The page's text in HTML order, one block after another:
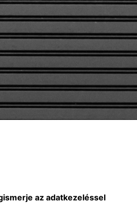
az adatkezeléssel